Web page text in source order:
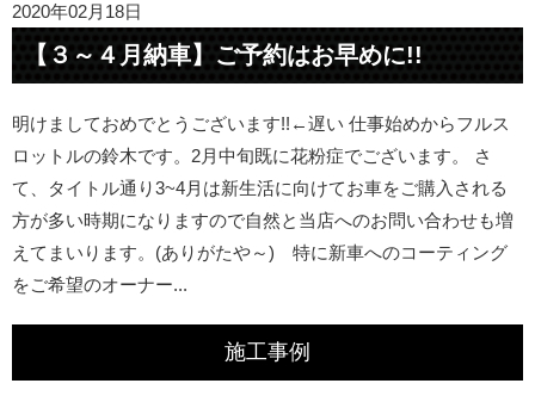
2020年02月18日
【３～４月納車】ご予約はお早めに!!
明けましておめでとうございます!!←遅い 仕事始めからフルス
ロットルの鈴木です。2月中旬既に花粉症でございます。 さ
て、タイトル通り3~4月は新生活に向けてお車をご購入される
方が多い時期になりますので自然と当店へのお問い合わせも増
えてまいります。(ありがたや～) 特に新車へのコーティング
をご希望のオーナー...
施工事例